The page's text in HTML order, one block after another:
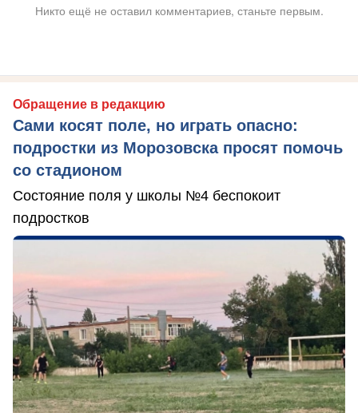
Никто ещё не оставил комментариев, станьте первым.
Обращение в редакцию
Сами косят поле, но играть опасно:
подростки из Морозовска просят помочь
со стадионом
Состояние поля у школы №4 беспокоит
подростков